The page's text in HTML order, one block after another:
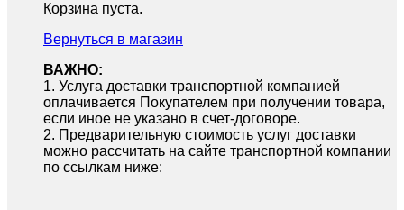
Корзина пуста.
Вернуться в магазин
ВАЖНО:
1.⁠ ⁠Услуга доставки транспортной компанией
оплачивается Покупателем при получении товара,
если иное не указано в счет-договоре.
2.⁠ ⁠Предварительную стоимость услуг доставки
можно рассчитать на сайте транспортной компании
по ссылкам ниже: